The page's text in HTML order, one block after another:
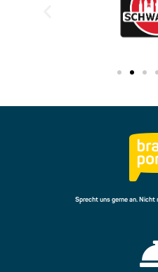
Sprecht uns gerne an. Nicht